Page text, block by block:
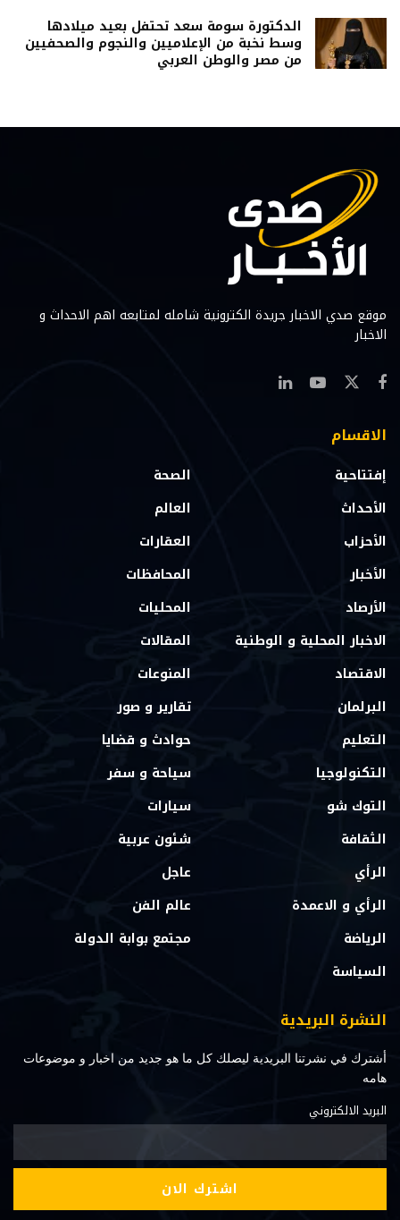
الدكتورة سومة سعد تحتفل بعيد ميلادها
وسط نخبة من الإعلاميين والنجوم والصحفيين
من مصر والوطن العربي
موقع صدي الاخبار جريدة الكترونية شامله لمتابعه اهم الاحداث و
الاخبار
الاقسام
إفتتاحية
الأحداث
الأحزاب
الأخبار
الأرصاد
الاخبار المحلية و الوطنية
الاقتصاد
البرلمان
التعليم
التكنولوجيا
التوك شو
الثقافة
الرأي
الرأي و الاعمدة
الرياضة
السياسة
الصحة
العالم
العقارات
المحافظات
المحليات
المقالات
المنوعات
تقارير و صور
حوادث و قضايا
سياحة و سفر
سيارات
شئون عربية
عاجل
عالم الفن
مجتمع بوابة الدولة
النشرة البريدية
أشترك في نشرتنا البريدية ليصلك كل ما هو جديد من اخبار و موضوعات
هامه
البريد الالكتروني